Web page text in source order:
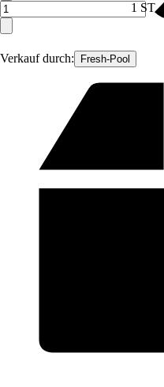
Verkauf durch: Fresh-Pool
1 ST